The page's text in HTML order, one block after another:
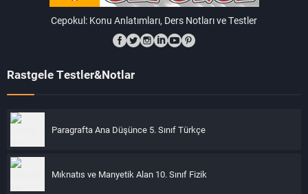
Cepokul: Konu Anlatımları, Ders Notları ve Testler
Rastgele Testler&Notlar
Paragrafta Ana Düşünce 5. Sınıf Türkçe
Mıknatıs ve Manyetik Alan 10. Sınıf Fizik